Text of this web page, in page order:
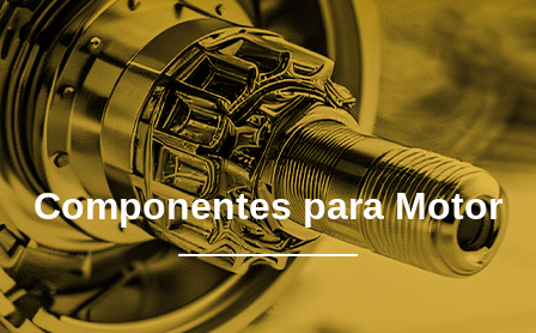
Componentes para Motor